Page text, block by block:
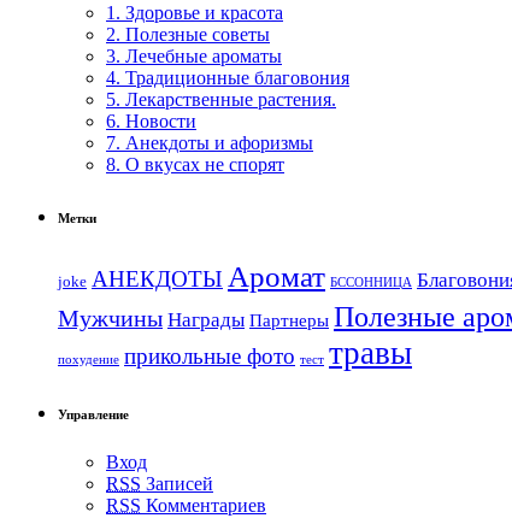
1. Здоровье и красота
2. Полезные советы
3. Лечебные ароматы
4. Традиционные благовония
5. Лекарственные растения.
6. Новости
7. Анекдоты и афоризмы
8. О вкусах не спорят
Метки
joke АНЕКДОТЫ Аромат БССОННИЦА
Мужчины Награды Партнеры Полезные
похудение прикольные фото тест травы
Управление
Вход
RSS Записей
RSS Комментариев